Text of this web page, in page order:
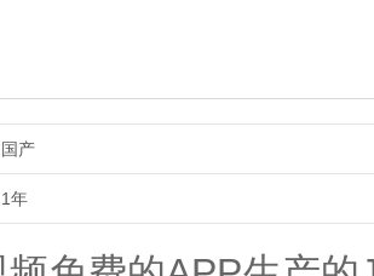
国产
1年